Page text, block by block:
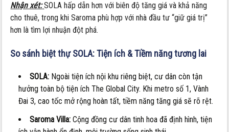
Nhận xét: SOLA hấp dẫn hơn với biên độ tăng giá và khả năng
cho thuê, trong khi Saroma phù hợp với nhà đầu tư “giữ giá trị”
hơn là tìm lợi nhuận đột phá.
So sánh biệt thự SOLA:Tiện ích & Tiềm năng tương lai
SOLA: Ngoài tiện ích nội khu riêng biệt, cư dân còn tận
hưởng toàn bộ tiện ích The Global City. Khi metro số 1, Vành
Đai 3, cao tốc mở rộng hoàn tất, tiềm năng tăng giá sẽ rõ rệt.
Saroma Villa: Cộng đồng cư dân tinh hoa đã định hình, tiện